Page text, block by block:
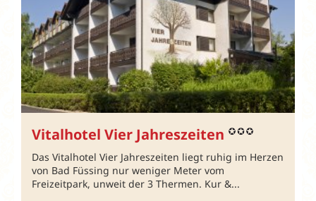
Vitalhotel Vier Jahreszeiten
Das Vitalhotel Vier Jahreszeiten liegt ruhig im Herzen
von Bad Füssing nur weniger Meter vom
Freizeitpark, unweit der 3 Thermen. Kur &...